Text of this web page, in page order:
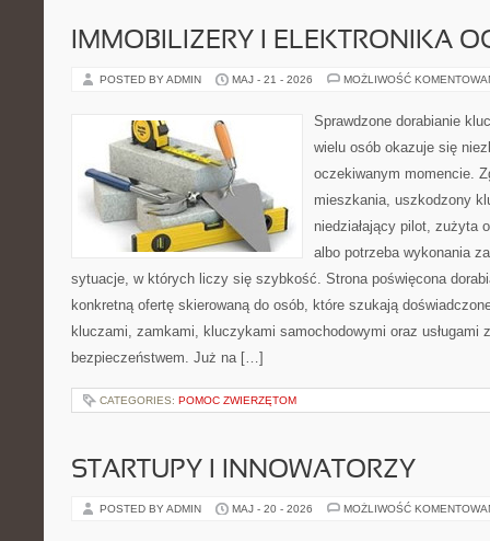
IMMOBILIZERY I ELEKTRONIKA
POSTED BY ADMIN MAJ - 21 - 2026 MOŻLIWOŚĆ
Sprawdzone dorabianie
wielu osób okazuje się
oczekiwanym momencie.
mieszkania, uszkodzony
niedziałający pilot, zużyta
albo potrzeba wykonania
sytuacje, w których liczy się szybkość. Strona poświęcona
konkretną ofertę skierowaną do osób, które szukają
kluczami, zamkami, kluczykami samochodowymi oraz usługami
bezpieczeństwem. Już na […]
CATEGORIES: POMOC ZWIERZĘTOM
STARTUPY I INNOWATORZY
POSTED BY ADMIN MAJ - 20 - 2026 MOŻLIWOŚĆ